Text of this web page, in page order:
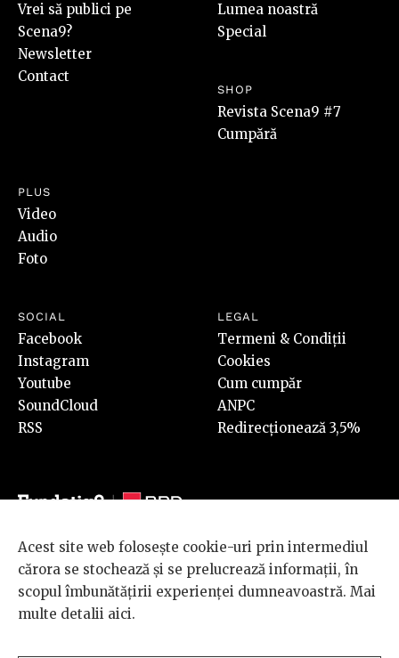
Vrei să publici pe
Scena9?
Newsletter
Contact
Lumea noastră
Special
SHOP
Revista Scena9 #7
Cumpără
PLUS
Video
Audio
Foto
SOCIAL
Facebook
Instagram
Youtube
SoundCloud
RSS
LEGAL
Termeni & Condiții
Cookies
Cum cumpăr
ANPC
Redirecționează 3,5%
© 2026 BRD Groupe Société Générale, toate drepturile rezervate.
Scena 9 este un proiect sustinut de
BRD GROUPE SOCIÉTÉ
GÉNÉRALE
Acest site web folosește cookie-uri prin intermediul
cărora se stochează și se prelucrează informații, în
scopul îmbunătățirii experienței dumneavoastră. Mai
multe detalii aici.